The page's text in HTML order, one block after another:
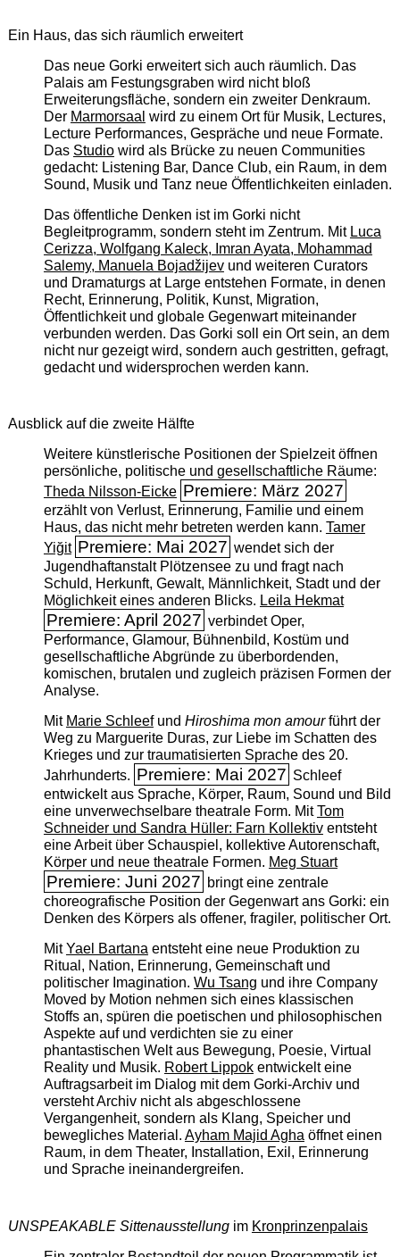
Ein Haus, das sich räumlich erweitert
Das neue Gorki erweitert sich auch räumlich. Das
Palais am Festungsgraben wird nicht bloß
Erweiterungsfläche, sondern ein zweiter Denkraum.
Der Marmorsaal wird zu einem Ort für Musik, Lectures,
Lecture Performances, Gespräche und neue Formate.
Das Studiowird als Brücke zu neuen Communities
gedacht: Listening Bar, Dance Club, ein Raum, in dem
Sound, Musik und Tanz neue Öffentlichkeiten einladen.
Das öffentliche Denken ist im Gorki nicht
Begleitprogramm, sondern steht im Zentrum. Mit Luca
Cerizza, Wolfgang Kaleck, Imran Ayata, Mohammad
Salemy, Manuela Bojadžijevund weiteren Curators
und Dramaturgs at Large entstehen Formate, in denen
Recht, Erinnerung, Politik, Kunst, Migration,
Öffentlichkeit und globale Gegenwart miteinander
verbunden werden. Das Gorki soll ein Ort sein, an dem
nicht nur gezeigt wird, sondern auch gestritten, gefragt,
gedacht und widersprochen werden kann.
Ausblick auf die zweite Hälfte
Weitere künstlerische Positionen der Spielzeit öffnen
persönliche, politische und gesellschaftliche Räume:
Theda Nilsson-Eicke Premiere: März 2027
erzählt von Verlust, Erinnerung, Familie und einem
Haus, das nicht mehr betreten werden kann. Tamer
Yiğit Premiere: Mai 2027 wendet sich der
Jugendhaftanstalt Plötzensee zu und fragt nach
Schuld, Herkunft, Gewalt, Männlichkeit, Stadt und der
Möglichkeit eines anderen Blicks. Leila Hekmat
Premiere: April 2027 verbindet Oper,
Performance, Glamour, Bühnenbild, Kostüm und
gesellschaftliche Abgründe zu überbordenden,
komischen, brutalen und zugleich präzisen Formen der
Analyse.
Mit Marie Schleefund Hiroshima mon amourführt der
Weg zu Marguerite Duras, zur Liebe im Schatten des
Krieges und zur traumatisierten Sprache des 20.
Jahrhunderts. Premiere: Mai 2027 Schleef
entwickelt aus Sprache, Körper, Raum, Sound und Bild
eine unverwechselbare theatrale Form. MitTom
Schneider und Sandra Hüller: Farn Kollektiventsteht
eine Arbeit über Schauspiel, kollektive Autorenschaft,
Körper und neue theatrale Formen. Meg Stuart
Premiere: Juni 2027 bringt eine zentrale
choreografische Position der Gegenwart ans Gorki: ein
Denken des Körpers als offener, fragiler, politischer Ort.
MitYael Bartanaentsteht eine neue Produktion zu
Ritual, Nation, Erinnerung, Gemeinschaft und
politischer Imagination. Wu Tsang und ihre Company
Moved by Motion nehmen sich eines klassischen
Stoffs an, spüren die poetischen und philosophischen
Aspekte auf und verdichten sie zu einer
phantastischen Welt aus Bewegung, Poesie, Virtual
Reality und Musik. Robert Lippokentwickelt eine
Auftragsarbeit im Dialog mit dem Gorki-Archiv und
versteht Archiv nicht als abgeschlossene
Vergangenheit, sondern als Klang, Speicher und
bewegliches Material. Ayham Majid Aghaöffnet einen
Raum, in dem Theater, Installation, Exil, Erinnerung
und Sprache ineinandergreifen.
UNSPEAKABLE Sittenausstellungim Kronprinzenpalais